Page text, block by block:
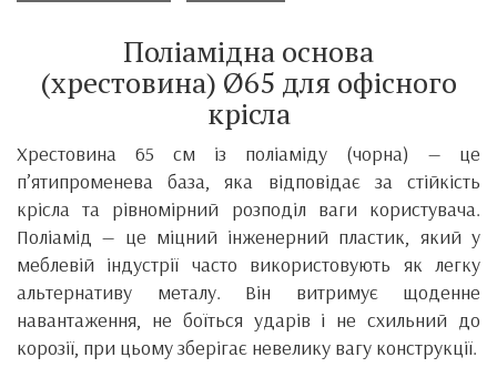
Поліамідна основа
(хрестовина) Ø65 для офісного
крісла
Хрестовина 65 см із поліаміду (чорна) — це
п’ятипроменева база, яка відповідає за стійкість
крісла та рівномірний розподіл ваги користувача.
Поліамід — це міцний інженерний пластик, який у
меблевій індустрії часто використовують як легку
альтернативу металу. Він витримує щоденне
навантаження, не боїться ударів і не схильний до
корозії, при цьому зберігає невелику вагу конструкції.